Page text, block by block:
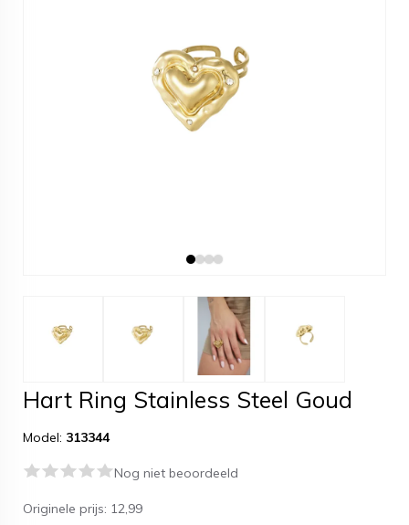
Hart Ring Stainless Steel Goud
Model: 313344
Nog niet beoordeeld
Originele prijs: 12,99